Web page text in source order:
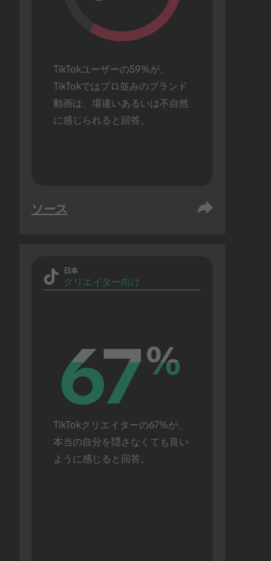
TikTokユーザーの59%が、
TikTokではプロ並みのブランド
動画は、場違いあるいは不自然
に感じられると回答。
ソース
日本
クリエイター向け
67%
67%
TikTokクリエイターの67%が、
本当の自分を隠さなくても良い
ように感じると回答。